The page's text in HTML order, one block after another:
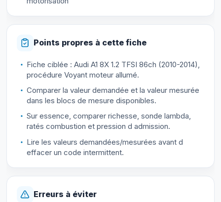
Points propres à cette fiche
Fiche ciblée : Audi A1 8X 1.2 TFSI 86ch (2010-2014),
procédure Voyant moteur allumé.
Comparer la valeur demandée et la valeur mesurée
dans les blocs de mesure disponibles.
Sur essence, comparer richesse, sonde lambda,
ratés combustion et pression d admission.
Lire les valeurs demandées/mesurées avant d
effacer un code intermittent.
Erreurs à éviter